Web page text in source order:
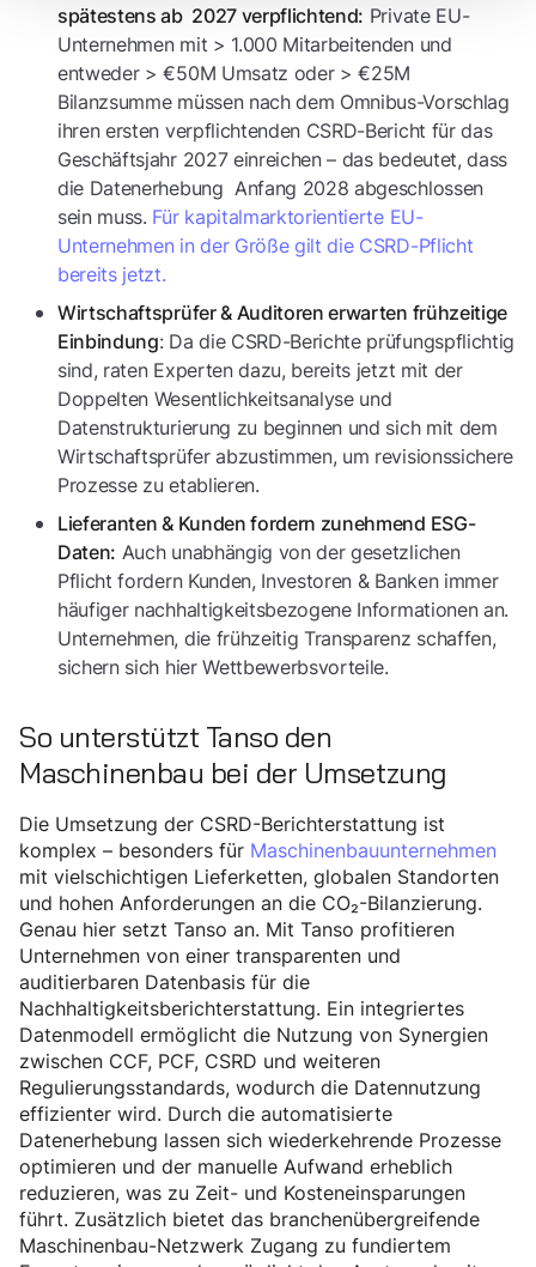
spätestens ab 2027 verpflichtend: Private EU-
Unternehmen mit > 1.000 Mitarbeitenden und
entweder > €50M Umsatz oder > €25M
Bilanzsumme müssen nach dem Omnibus-Vorschlag
ihren ersten verpflichtenden CSRD-Bericht für das
Geschäftsjahr 2027 einreichen – das bedeutet, dass
die Datenerhebung Anfang 2028 abgeschlossen
sein muss. Für kapitalmarktorientierte EU-
Unternehmen in der Größe gilt die CSRD-Pflicht
bereits jetzt.
Wirtschaftsprüfer & Auditoren erwarten frühzeitige
Einbindung: Da die CSRD-Berichte prüfungspflichtig
sind, raten Experten dazu, bereits jetzt mit der
Doppelten Wesentlichkeitsanalyse und
Datenstrukturierung zu beginnen und sich mit dem
Wirtschaftsprüfer abzustimmen, um revisionssichere
Prozesse zu etablieren.
Lieferanten & Kunden fordern zunehmend ESG-
Daten: Auch unabhängig von der gesetzlichen
Pflicht fordern Kunden, Investoren & Banken immer
häufiger nachhaltigkeitsbezogene Informationen an.
Unternehmen, die frühzeitig Transparenz schaffen,
sichern sich hier Wettbewerbsvorteile.
So unterstützt Tanso den
Maschinenbau bei der Umsetzung
Die Umsetzung der CSRD-Berichterstattung ist
komplex – besonders für Maschinenbauunternehmen
mit vielschichtigen Lieferketten, globalen Standorten
und hohen Anforderungen an die CO₂-Bilanzierung.
Genau hier setzt Tanso an. Mit Tanso profitieren
Unternehmen von einer transparenten und
auditierbaren Datenbasis für die
Nachhaltigkeitsberichterstattung. Ein integriertes
Datenmodell ermöglicht die Nutzung von Synergien
zwischen CCF, PCF, CSRD und weiteren
Regulierungsstandards, wodurch die Datennutzung
effizienter wird. Durch die automatisierte
Datenerhebung lassen sich wiederkehrende Prozesse
optimieren und der manuelle Aufwand erheblich
reduzieren, was zu Zeit- und Kosteneinsparungen
führt. Zusätzlich bietet das branchenübergreifende
Maschinenbau-Netzwerk Zugang zu fundiertem